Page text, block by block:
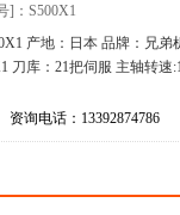
]：S500X1
产地：日本 品牌：兄弟
刀库：21把伺服 主轴转速
资询电话：13392874786